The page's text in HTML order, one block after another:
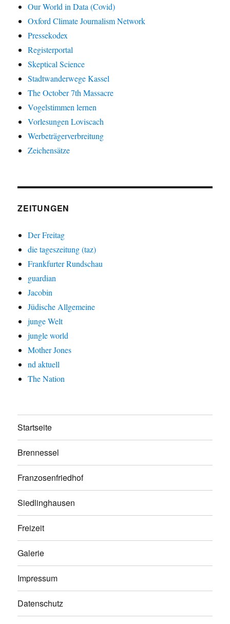
Our World in Data (Covid)
Oxford Climate Journalism Network
Pressekodex
Registerportal
Skeptical Science
Stadtwanderwege Kassel
The October 7th Massacre
Vogelstimmen lernen
Vorlesungen Loviscach
Werbeträgerverbreitung
Zeichensätze
ZEITUNGEN
Der Freitag
die tageszeitung (taz)
Frankfurter Rundschau
guardian
Jacobin
Jüdische Allgemeine
junge Welt
jungle world
Mother Jones
nd aktuell
The Nation
Startseite
Brennessel
Franzosenfriedhof
Siedlinghausen
Freizeit
Galerie
Impressum
Datenschutz